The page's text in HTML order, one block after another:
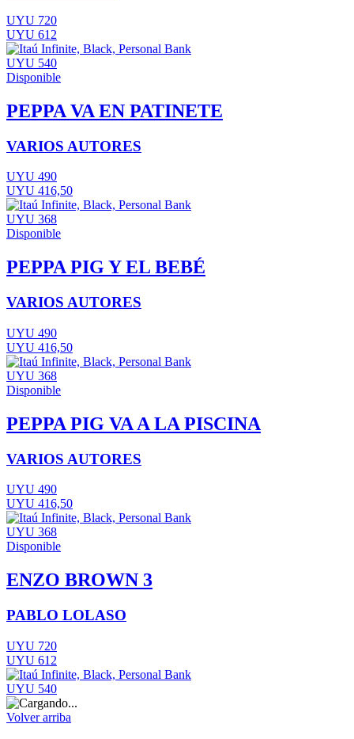
UYU 720
UYU 612
UYU 540
Disponible
PEPPA VA EN PATINETE
VARIOS AUTORES
UYU 490
UYU 416,50
UYU 368
Disponible
PEPPA PIG Y EL BEBÉ
VARIOS AUTORES
UYU 490
UYU 416,50
UYU 368
Disponible
PEPPA PIG VA A LA PISCINA
VARIOS AUTORES
UYU 490
UYU 416,50
UYU 368
Disponible
ENZO BROWN 3
PABLO LOLASO
UYU 720
UYU 612
UYU 540
Volver arriba